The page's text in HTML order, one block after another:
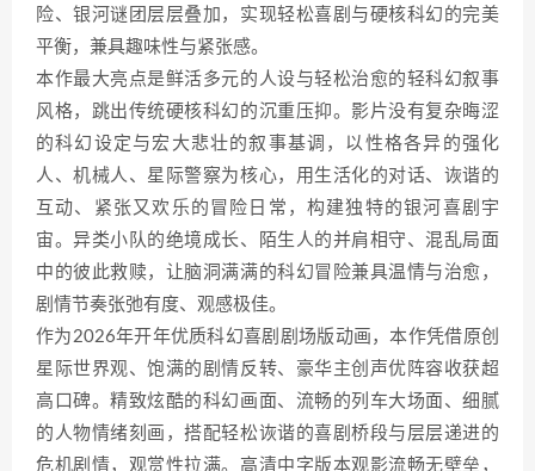
险、银河谜团层层叠加，实现轻松喜剧与硬核科幻的完美
平衡，兼具趣味性与紧张感。
本作最大亮点是鲜活多元的人设与轻松治愈的轻科幻叙事
风格，跳出传统硬核科幻的沉重压抑。影片没有复杂晦涩
的科幻设定与宏大悲壮的叙事基调，以性格各异的强化
人、机械人、星际警察为核心，用生活化的对话、诙谐的
互动、紧张又欢乐的冒险日常，构建独特的银河喜剧宇
宙。异类小队的绝境成长、陌生人的并肩相守、混乱局面
中的彼此救赎，让脑洞满满的科幻冒险兼具温情与治愈，
剧情节奏张弛有度、观感极佳。
作为2026年开年优质科幻喜剧剧场版动画，本作凭借原创
星际世界观、饱满的剧情反转、豪华主创声优阵容收获超
高口碑。精致炫酷的科幻画面、流畅的列车大场面、细腻
的人物情绪刻画，搭配轻松诙谐的喜剧桥段与层层递进的
危机剧情，观赏性拉满。高清中字版本观影流畅无壁垒，